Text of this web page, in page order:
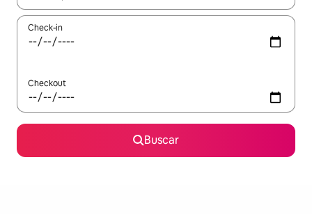
Check-in
Checkout
Buscar